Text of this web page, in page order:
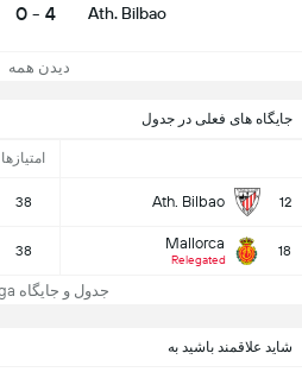
جایگاه های فعلی در جدول
امتیازها
12
Ath. Bilbao
38
18
Mallorca
Relegated
38
جدول و جایگاه LaLiga
Ath. Bilbao
4 - 0
دیدن همه
شاید علاقمند باشید به